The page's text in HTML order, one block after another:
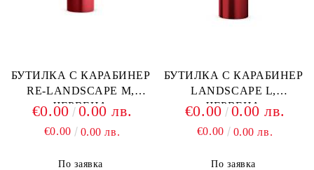
БУТИЛКА С КАРАБИНЕР
RE-LANDSCAPE M,
ЧЕРВЕНА
€0.00 0.00 лв.
€0.00 0.00 лв.
По заявка
БУТИЛКА С КАРАБИНЕР
LANDSCAPE L,
ЧЕРВЕНА
€0.00 0.00 лв.
€0.00 0.00 лв.
По заявка